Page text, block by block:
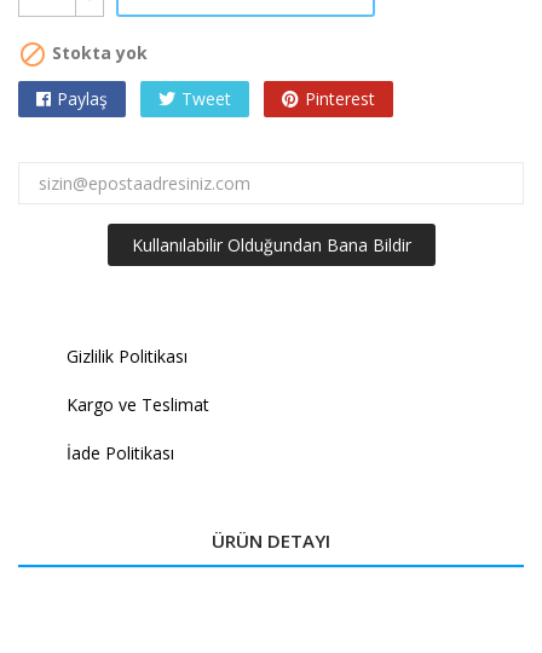
 Stokta yok
Paylaş Tweet Pinterest
Kullanılabilir Olduğundan Bana Bildir
Gizlilik Politikası
Kargo ve Teslimat
İade Politikası
ÜRÜN DETAYI